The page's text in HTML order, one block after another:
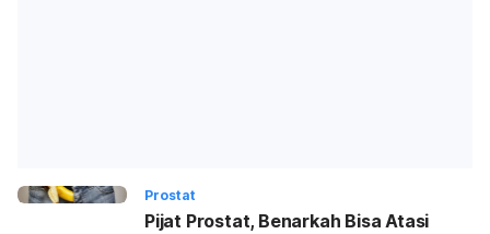
Prostat
Pijat Prostat, Benarkah Bisa Atasi